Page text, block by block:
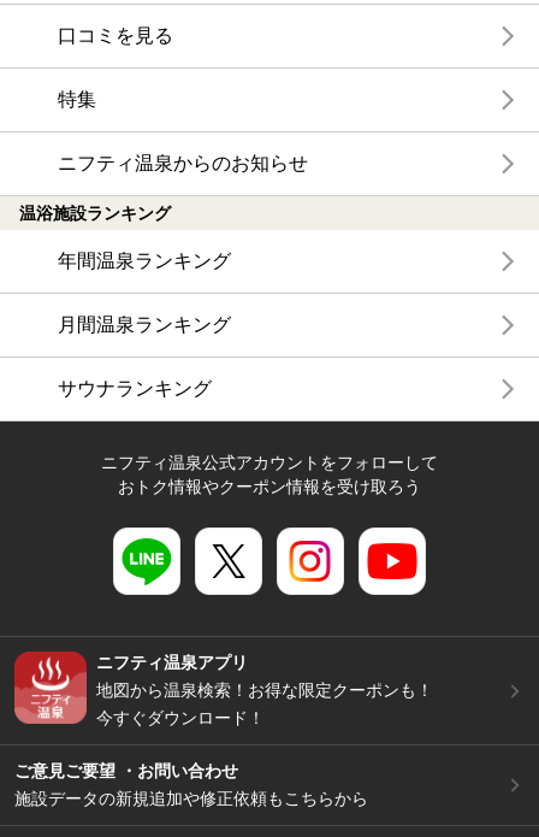
口コミを見る
特集
ニフティ温泉からのお知らせ
温浴施設ランキング
年間温泉ランキング
月間温泉ランキング
サウナランキング
ニフティ温泉公式アカウントをフォローして
おトク情報やクーポン情報を受け取ろう
ニフティ温泉アプリ
地図から温泉検索！お得な限定クーポンも！
今すぐダウンロード！
ご意見ご要望 ・お問い合わせ
施設データの新規追加や修正依頼もこちらから